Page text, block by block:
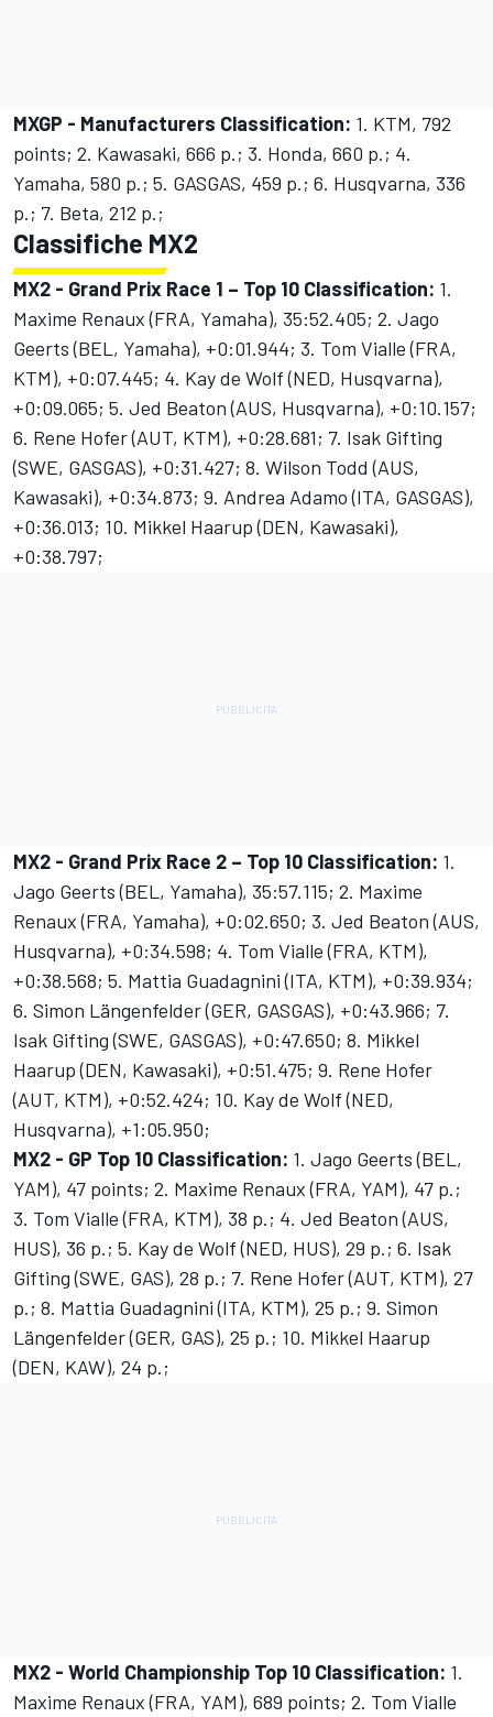
MXGP - Manufacturers Classification: 1. KTM, 792
points; 2. Kawasaki, 666 p.; 3. Honda, 660 p.; 4.
Yamaha, 580 p.; 5. GASGAS, 459 p.; 6. Husqvarna, 336
p.; 7. Beta, 212 p.;
Classifiche MX2
MX2 - Grand Prix Race 1 – Top 10 Classification: 1.
Maxime Renaux (FRA, Yamaha), 35:52.405; 2. Jago
Geerts (BEL, Yamaha), +0:01.944; 3. Tom Vialle (FRA,
KTM), +0:07.445; 4. Kay de Wolf (NED, Husqvarna),
+0:09.065; 5. Jed Beaton (AUS, Husqvarna), +0:10.157;
6. Rene Hofer (AUT, KTM), +0:28.681; 7. Isak Gifting
(SWE, GASGAS), +0:31.427; 8. Wilson Todd (AUS,
Kawasaki), +0:34.873; 9. Andrea Adamo (ITA, GASGAS),
+0:36.013; 10. Mikkel Haarup (DEN, Kawasaki),
+0:38.797;
MX2 - Grand Prix Race 2 – Top 10 Classification: 1.
Jago Geerts (BEL, Yamaha), 35:57.115; 2. Maxime
Renaux (FRA, Yamaha), +0:02.650; 3. Jed Beaton (AUS,
Husqvarna), +0:34.598; 4. Tom Vialle (FRA, KTM),
+0:38.568; 5. Mattia Guadagnini (ITA, KTM), +0:39.934;
6. Simon Längenfelder (GER, GASGAS), +0:43.966; 7.
Isak Gifting (SWE, GASGAS), +0:47.650; 8. Mikkel
Haarup (DEN, Kawasaki), +0:51.475; 9. Rene Hofer
(AUT, KTM), +0:52.424; 10. Kay de Wolf (NED,
Husqvarna), +1:05.950;
MX2 - GP Top 10 Classification: 1. Jago Geerts (BEL,
YAM), 47 points; 2. Maxime Renaux (FRA, YAM), 47 p.;
3. Tom Vialle (FRA, KTM), 38 p.; 4. Jed Beaton (AUS,
HUS), 36 p.; 5. Kay de Wolf (NED, HUS), 29 p.; 6. Isak
Gifting (SWE, GAS), 28 p.; 7. Rene Hofer (AUT, KTM), 27
p.; 8. Mattia Guadagnini (ITA, KTM), 25 p.; 9. Simon
Längenfelder (GER, GAS), 25 p.; 10. Mikkel Haarup
(DEN, KAW), 24 p.;
MX2 - World Championship Top 10 Classification: 1.
Maxime Renaux (FRA, YAM), 689 points; 2. Tom Vialle